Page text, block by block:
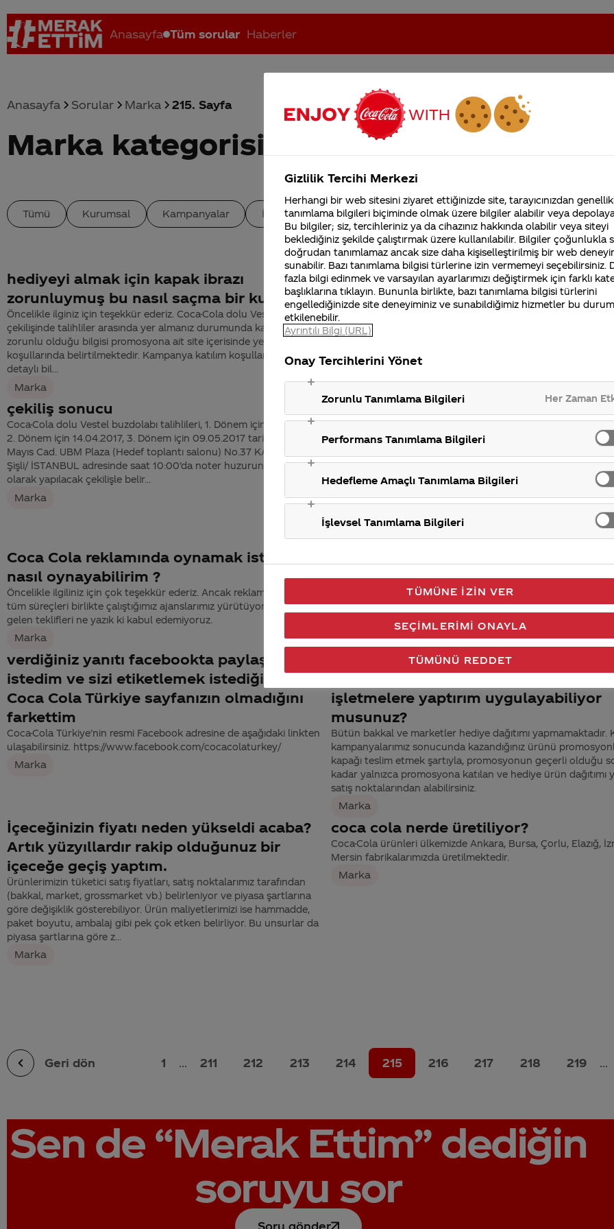
Anasayfa Tüm sorular Haberler
Coca-Cola nerenin malı? Coca cola İsrail malı mı Yani ... Coca-Cola'nın Filistin'de fabr... Coca-Cola’yı kim buldu?
Anasayfa Sorular Marka 215. Sayfa
Marka kategorisindeki sorular
Tümü Kurumsal Kampanyalar İçerik Sürdürülebilirlik Marka
hediyeyi almak için kapak ibrazı
zorunluymuş bu nasıl saçma bir kural
Öncelikle ilginiz için teşekkür ederiz. Coca-Cola dolu Vestel buzdolabı
çekilişinde talihliler arasında yer almanız durumunda kapak ibrazının
zorunlu olduğu bilgisi promosyona ait site içerisinde yer alan katılım
koşullarında belirtilmektedir. Kampanya katılım koşullarıyla ilgili daha
detaylı bil...
Marka
Coca-Cola Vanilya A101lerde hala
mu yoksa satıştan kaldırıldı mı?
Coca-Cola Vanilya ürünümüz dönemsel olarak satışa
olup şuan satışı bulunmamaktadır.
çekiliş sonucu
Coca-Cola dolu Vestel buzdolabı talihlileri, 1. Dönem için 28.03.2017,
2. Dönem için 14.04.2017, 3. Dönem için 09.05.2017 tarihinde 19
Mayıs Cad. UBM Plaza (Hedef toplantı salonu) No.37 KAT:5 Fulya-
Şişli/ İSTANBUL adresinde saat 10:00’da noter huzurunda halka açık
olarak yapılacak çekilişle belir...
Marka
GRİ KAPAKLARDA YEMEK SEPETİNDE
MİLYONLARCA İNDİRİM YAZIYOR. BU
İNDİRİMİ NASIL
Yemeksepeti indirim kodu kazanmanız durumunda, indirim
sadece yemeksepeti.com.tr web sitesinden yapılacak on-line
kartı ile ödenecek 20.-TL ve üzeri alışverişlerde geçerli
Kodunuzu nasıl kullanacağınızı görmek için, kodu
ekrandaki “Nasıl Kullanırım” sekmesine...
Marka
Coca Cola reklamında oynamak istiyorum
nasıl oynayabilirim ?
Öncelikle ilgiliniz için çok teşekkür ederiz. Ancak reklamlarımızla ilgili
tüm süreçleri birlikte çalıştığımız ajanslarımız yürütüyor. Dışarıdan
gelen teklifleri ne yazık ki kabul edemiyoruz.
Marka
pek çok etkene bağlıdır. Belirleyici unsurlar da piyasa
Anlayışınız için teşekkür ederiz.
verdiğiniz yanıtı facebookta paylaşmak
istedim ve sizi etiketlemek istediğimde
Coca Cola Türkiye sayfanızın olmadığını
farkettim
Coca-Cola Türkiye’nin resmi Facebook adresine de aşağıdaki linkten
ulaşabilirsiniz. https://www.facebook.com/cocacolaturkey/
Marka
Kapak kampanyalarınızda kapağı verip
hediye ürünü alamadığımız
işletmelere yaptırım uygulayabiliyor
musunuz?
Bütün bakkal ve marketler hediye dağıtımı yapmamaktadır.
kampanyalarımız sonucunda kazandığınız ürünü
kapağı teslim etmek şartıyla, promosyonun geçerli olduğu
kadar yalnızca promosyona katılan ve hediye ürün dağıtımı
satış noktalarından alabilirsiniz.
Marka
İçeceğinizin fiyatı neden yükseldi acaba?
Artık yüzyıllardır rakip olduğunuz bir
içeceğe geçiş yaptım.
Ürünlerimizin tüketici satış fiyatları, satış noktalarımız tarafından
(bakkal, market, grossmarket vb.) belirleniyor ve piyasa şartlarına
göre değişiklik gösterebiliyor. Ürün maliyetlerimizi ise hammadde,
paket boyutu, ambalaj gibi pek çok etken belirliyor. Bu unsurlar da
piyasa şartlarına göre z...
Marka
coca cola nerde üretiliyor?
Coca-Cola ürünleri ülkemizde Ankara, Bursa, Çorlu, Elazığ,
Mersin fabrikalarımızda üretilmektedir.
Marka
Geri dön 1 ... 211 212 213 214 215 216 217 218 219 ...
Sen de “Merak Ettim”dediğin
soruyu sor
Soru gönder
Kurumsal
4355 Soru
Coca-Cola Şirketi
merak ettikleriniz.
Fabrikalarımız,
sertifikalarımız, faaliyet
gösterdiğimiz ülkeler,
tarihçemiz ve daha
Gizlilik Tercihi Merkezi
Herhangi bir web sitesini ziyaret ettiğinizde site, tarayıcınızdan
tanımlama bilgileri biçiminde olmak üzere bilgiler alabilir veya
Bu bilgiler; siz, tercihleriniz ya da cihazınız hakkında olabilir veya siteyi
beklediğiniz şekilde çalıştırmak üzere kullanılabilir. Bilgiler çoğunlukla
doğrudan tanımlamaz ancak size daha kişiselleştirilmiş bir web
sunabilir. Bazı tanımlama bilgisi türlerine izin vermemeyi seçebilirsiniz.
fazla bilgi edinmek ve varsayılan ayarlarımızı değiştirmek için farklı
başlıklarına tıklayın. Bununla birlikte, bazı tanımlama bilgisi türlerini
engellediğinizde site deneyiminiz ve sunabildiğimiz hizmetler bu
etkilenebilir.
Ayrıntılı Bilgi (URL)
Onay Tercihlerini Yönet
Zorunlu Tanımlama Bilgileri Her Zaman
Performans Tanımlama Bilgileri
Hedefleme Amaçlı Tanımlama Bilgileri
İşlevsel Tanımlama Bilgileri
TÜMÜNE İZIN VER
TÜMÜNÜ REDDET
SEÇIMLERIMI ONAYLA